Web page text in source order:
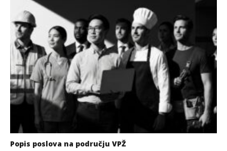
Popis poslova na području VPŽ